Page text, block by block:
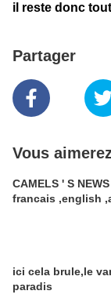
il reste donc
Partager
Vous
CAMELS ' S
francais ,english
ici cela brule,le
paradis